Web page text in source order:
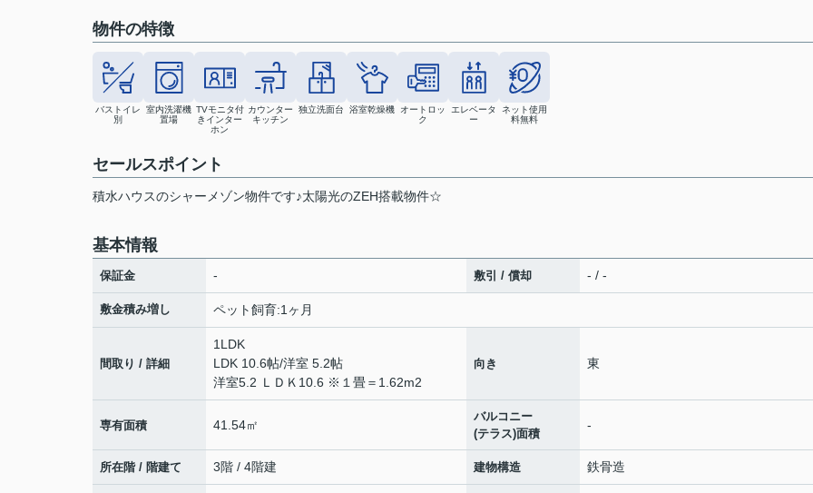
物件の特徴
バストイレ
別
室内洗濯機
置場
TVモニタ付
きインター
ホン
カウンター
キッチン
独立洗面台 浴室乾燥機
オートロッ
ク
エレベータ
ー
ネット使用
料無料
セールスポイント
積⽔ハウスのシャーメゾン物件です♪太陽光のZEH搭載物件☆
基本情報
保証金 - 敷引 / 償却 - / -
敷金積み増し ペット飼育:1ヶ月
間取り / 詳細
1LDK
LDK 10.6帖/洋室 5.2帖
洋室5.2 ＬＤＫ10.6 ※１畳＝1.62m2
向き 東
専有面積 41.54㎡
バルコニー
(テラス)面積
-
所在階 / 階建て 3階 / 4階建 建物構造 鉄骨造